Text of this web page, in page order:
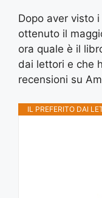
Dopo aver visto
ottenuto il
ora quale è il
dai lettori e che
recensioni su
IL PREFERITO DAI